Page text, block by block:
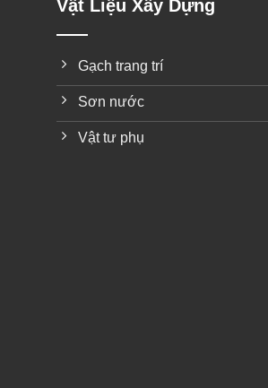
Vật Liệu Xây Dựng
Gạch trang trí
Sơn nước
Vật tư phụ